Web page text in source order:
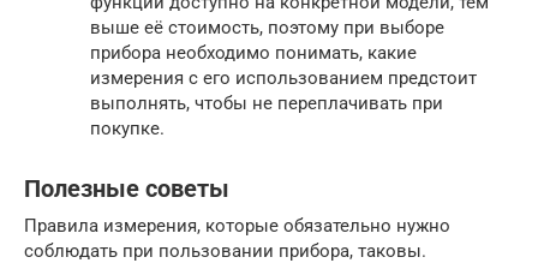
выше её стоимость, поэтому при выборе
прибора необходимо понимать, какие
измерения с его использованием предстоит
выполнять, чтобы не переплачивать при
покупке.
Полезные советы
Правила измерения, которые обязательно нужно
соблюдать при пользовании прибора, таковы.